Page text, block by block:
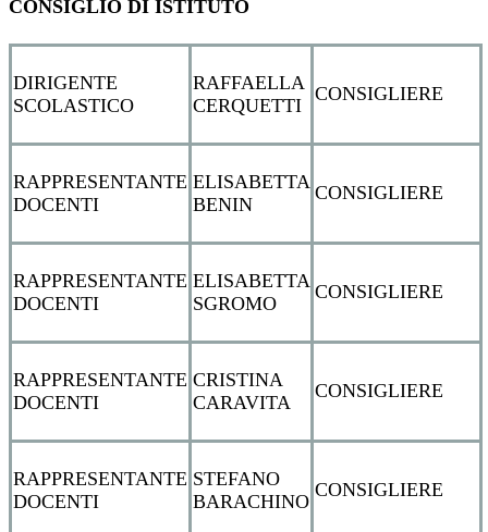
CONSIGLIO DI ISTITUTO
DIRIGENTE
SCOLASTICO
RAFFAELLA
CERQUETTI
CONSIGLIERE
RAPPRESENTANTE
DOCENTI
ELISABETTA
BENIN
CONSIGLIERE
RAPPRESENTANTE
DOCENTI
ELISABETTA
SGROMO
CONSIGLIERE
RAPPRESENTANTE
DOCENTI
CRISTINA
CARAVITA
CONSIGLIERE
RAPPRESENTANTE
DOCENTI
STEFANO
BARACHINO
CONSIGLIERE